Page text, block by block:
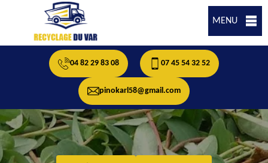
MENU
04 82 29 83 08 07 45 54 32 52
pinokarl58@gmail.com